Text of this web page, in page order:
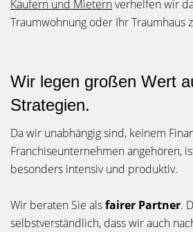
Käufern und Mieternverhelfen wir
Traumwohnung oder Ihr Traumhaus
Wir legen großen Wert
Strategien.
Da wir unabhängig sind, keinem
Franchiseunternehmen angehören,
besonders intensiv und produktiv.
Wir beraten Sie alsfairer Partner.
selbstverständlich, dass wir auch